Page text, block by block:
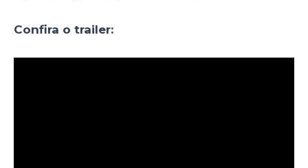
Confira o trailer: